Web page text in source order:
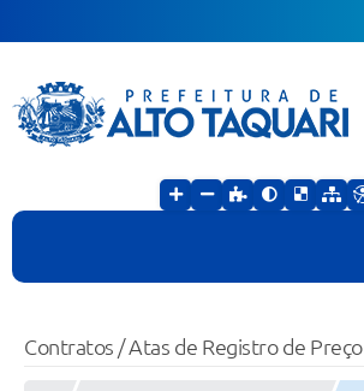
Contratos / Atas de Registro de Preço